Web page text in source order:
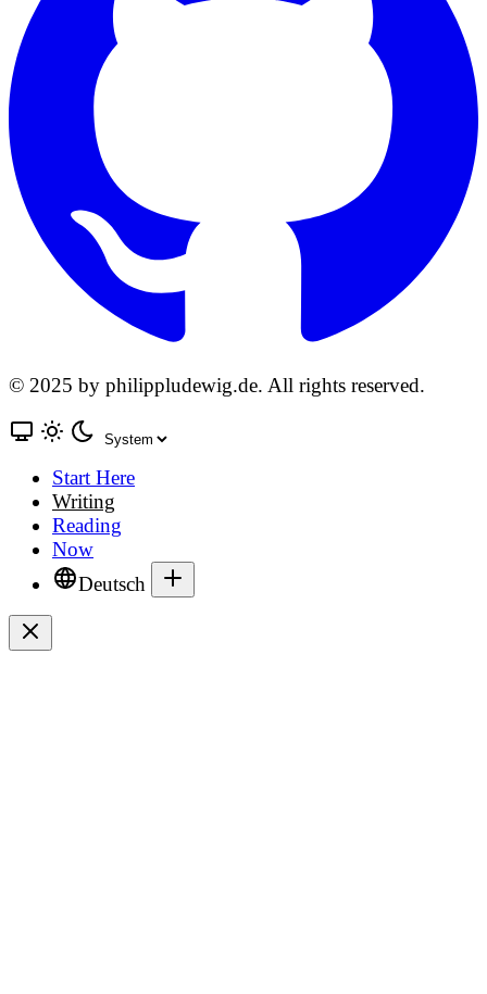
© 2025 by philippludewig.de. All rights reserved.
Start Here
Writing
Reading
Now
Deutsch